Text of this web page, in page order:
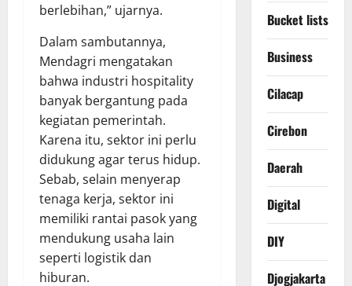
berlebihan,” ujarnya.
Dalam sambutannya,
Mendagri mengatakan
bahwa industri hospitality
banyak bergantung pada
kegiatan pemerintah.
Karena itu, sektor ini perlu
didukung agar terus hidup.
Sebab, selain menyerap
tenaga kerja, sektor ini
memiliki rantai pasok yang
mendukung usaha lain
seperti logistik dan
hiburan.
Bucket lists
Business
Cilacap
Cirebon
Daerah
Digital
DIY
Djogjakarta